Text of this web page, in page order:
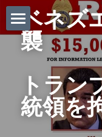
ホーム
Daily News
About Globalists
U.S. News
ベネズ
襲
トラン
統領を